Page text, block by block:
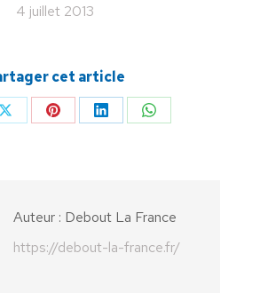
4 juillet 2013
cet article
PartagerPartagerPartagerPartager
Auteur : Debout La France
https://debout-la-france.fr/